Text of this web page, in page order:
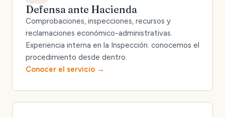
Defensa ante Hacienda
Comprobaciones, inspecciones, recursos y
reclamaciones económico-administrativas.
Experiencia interna en la Inspección: conocemos el
procedimiento desde dentro.
Conocer el servicio